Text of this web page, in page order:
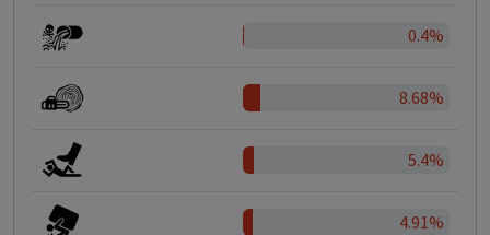
0.4%
8.68%
5.4%
4.91%